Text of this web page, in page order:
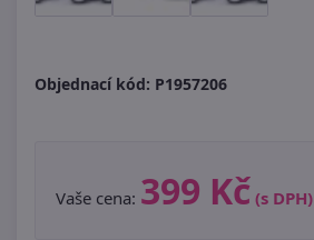
Objednací kód: P1957206
Vaše cena: 399 Kč (s DPH)